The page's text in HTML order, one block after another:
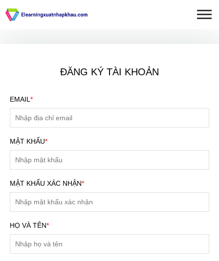
ĐĂNG KÝ TÀI KHOẢN
EMAIL *
MẬT KHẨU*
MẬT KHẨU XÁC NHẬN*
HỌ VÀ TÊN*
ĐĂNG KÝ TƯ VẤN MIỄN